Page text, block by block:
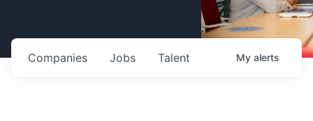
Jobs
Companies Talent My alerts